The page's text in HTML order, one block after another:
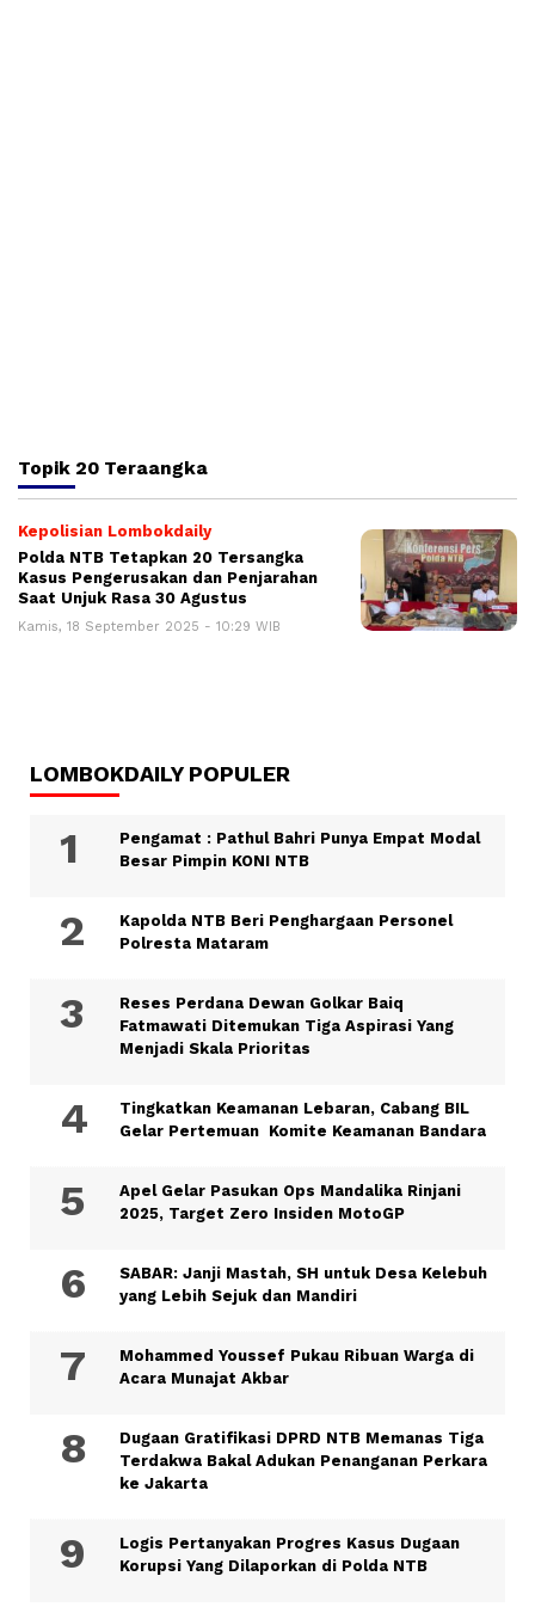
Topik 20 Teraangka
Kepolisian Lombokdaily
Polda NTB Tetapkan 20 Tersangka
Kasus Pengerusakan dan Penjarahan
Saat Unjuk Rasa 30 Agustus
Kamis, 18 September 2025 - 10:29 WIB
LOMBOKDAILY POPULER
Pengamat : Pathul Bahri Punya Empat Modal
Besar Pimpin KONI NTB
Kapolda NTB Beri Penghargaan Personel
Polresta Mataram
Reses Perdana Dewan Golkar Baiq
Fatmawati Ditemukan Tiga Aspirasi Yang
Menjadi Skala Prioritas
Tingkatkan Keamanan Lebaran, Cabang BIL
Gelar Pertemuan Komite Keamanan Bandara
Apel Gelar Pasukan Ops Mandalika Rinjani
2025, Target Zero Insiden MotoGP
SABAR: Janji Mastah, SH untuk Desa Kelebuh
yang Lebih Sejuk dan Mandiri
Mohammed Youssef Pukau Ribuan Warga di
Acara Munajat Akbar
Dugaan Gratifikasi DPRD NTB Memanas Tiga
Terdakwa Bakal Adukan Penanganan Perkara
ke Jakarta
Logis Pertanyakan Progres Kasus Dugaan
Korupsi Yang Dilaporkan di Polda NTB